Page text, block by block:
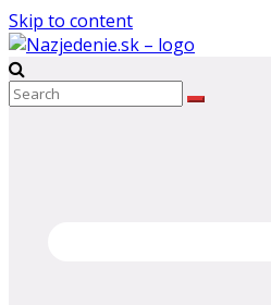
Skip to content